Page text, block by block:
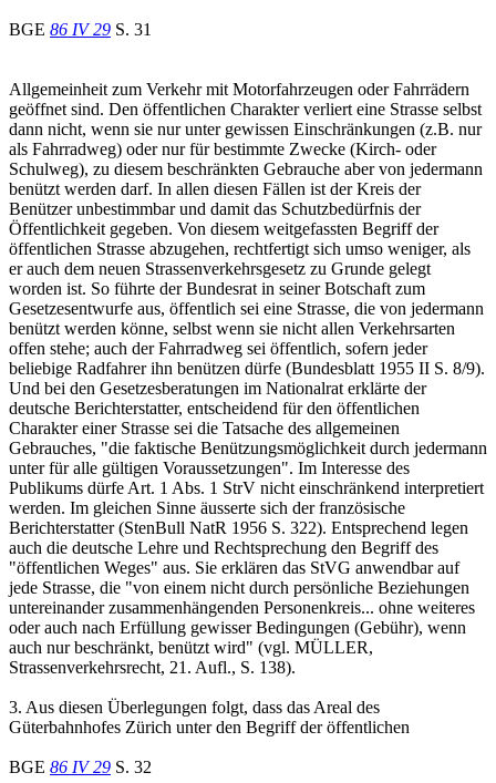
BGE 86 IV 29 S. 31
Allgemeinheit zum Verkehr mit Motorfahrzeugen oder Fahrrädern
geöffnet sind. Den öffentlichen Charakter verliert eine Strasse selbst
dann nicht, wenn sie nur unter gewissen Einschränkungen (z.B. nur
als Fahrradweg) oder nur für bestimmte Zwecke (Kirch- oder
Schulweg), zu diesem beschränkten Gebrauche aber von jedermann
benützt werden darf. In allen diesen Fällen ist der Kreis der
Benützer unbestimmbar und damit das Schutzbedürfnis der
Öffentlichkeit gegeben. Von diesem weitgefassten Begriff der
öffentlichen Strasse abzugehen, rechtfertigt sich umso weniger, als
er auch dem neuen Strassenverkehrsgesetz zu Grunde gelegt
worden ist. So führte der Bundesrat in seiner Botschaft zum
Gesetzesentwurfe aus, öffentlich sei eine Strasse, die von jedermann
benützt werden könne, selbst wenn sie nicht allen Verkehrsarten
offen stehe; auch der Fahrradweg sei öffentlich, sofern jeder
beliebige Radfahrer ihn benützen dürfe (Bundesblatt 1955 II S. 8/9).
Und bei den Gesetzesberatungen im Nationalrat erklärte der
deutsche Berichterstatter, entscheidend für den öffentlichen
Charakter einer Strasse sei die Tatsache des allgemeinen
Gebrauches, "die faktische Benützungsmöglichkeit durch jedermann
unter für alle gültigen Voraussetzungen". Im Interesse des
Publikums dürfe Art. 1 Abs. 1 StrV nicht einschränkend interpretiert
werden. Im gleichen Sinne äusserte sich der französische
Berichterstatter (StenBull NatR 1956 S. 322). Entsprechend legen
auch die deutsche Lehre und Rechtsprechung den Begriff des
"öffentlichen Weges" aus. Sie erklären das StVG anwendbar auf
jede Strasse, die "von einem nicht durch persönliche Beziehungen
untereinander zusammenhängenden Personenkreis... ohne weiteres
oder auch nach Erfüllung gewisser Bedingungen (Gebühr), wenn
auch nur beschränkt, benützt wird" (vgl. MÜLLER,
Strassenverkehrsrecht, 21. Aufl., S. 138).
3. Aus diesen Überlegungen folgt, dass das Areal des
Güterbahnhofes Zürich unter den Begriff der öffentlichen
BGE 86 IV 29 S. 32